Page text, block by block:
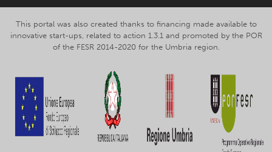
This portal was also created thanks to financing made available to
innovative start-ups, related to action 1.3.1 and promoted by the POR
of the FESR 2014-2020 for the Umbria region.